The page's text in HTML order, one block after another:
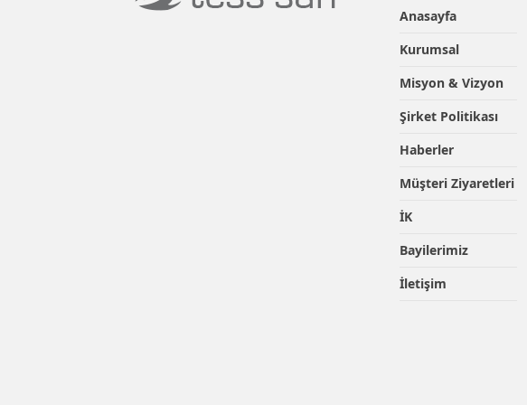
Anasayfa
Kurumsal
Misyon & Vizyon
Şirket Politikası
Haberler
Müşteri Ziyaretleri
İK
Bayilerimiz
İletişim